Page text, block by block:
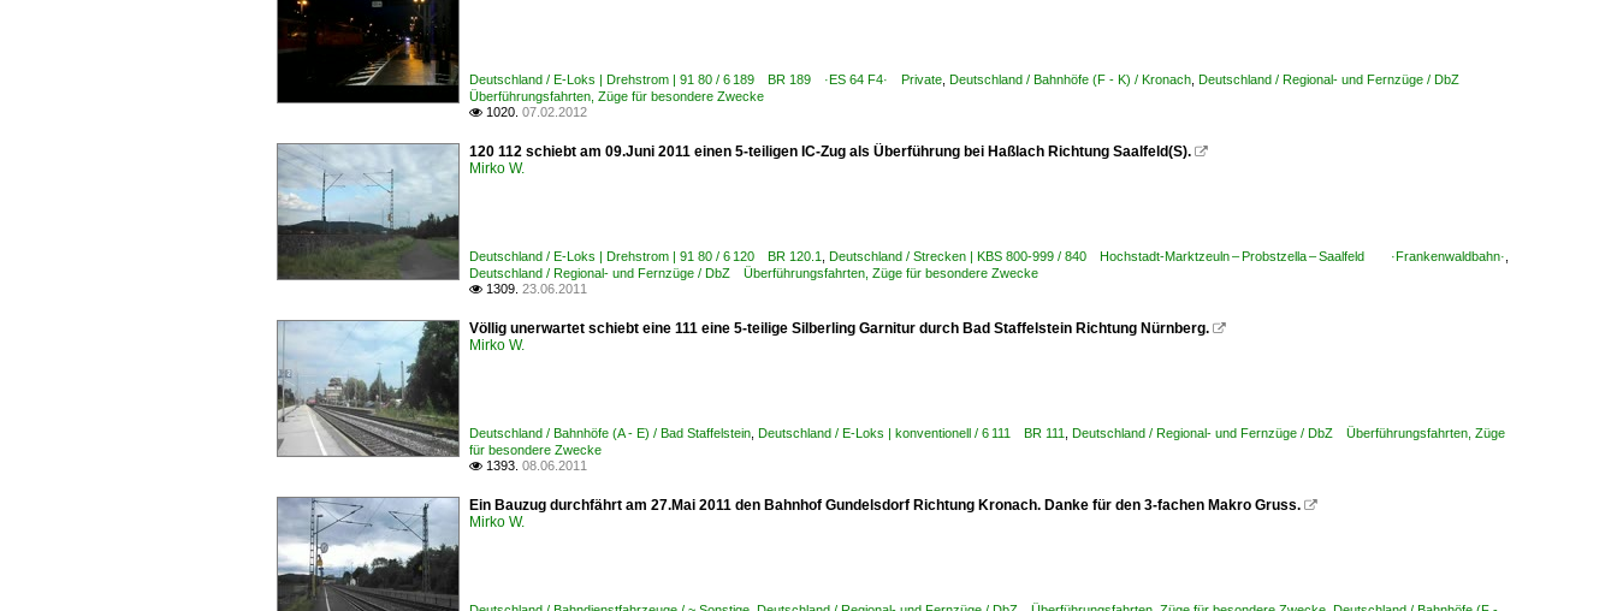
Deutschland / E-Loks | Drehstrom | 91 80 / 6 189 BR 189 ·ES 64 F4· Private Deutschland / Bahnhöfe (F - K) / Kronach Deutschland / Regional- und Fernzüge / DbZ
Überführungsfahrten, Züge für besondere Zwecke
 1020. 07.02.2012
120 112 schiebt am 09.Juni 2011 einen 5-teiligen IC-Zug als Überführung bei Haßlach Richtung Saalfeld(S). 
Mirko W.
Deutschland / E-Loks | Drehstrom | 91 80 / 6 120 BR 120.1 Deutschland / Strecken | KBS 800-999 / 840 Hochstadt-Marktzeuln – Probstzella – Saalfeld ·Frankenwaldbahn·
Deutschland / Regional- und Fernzüge / DbZ Überführungsfahrten, Züge für besondere Zwecke
 1309. 23.06.2011
Völlig unerwartet schiebt eine 111 eine 5-teilige Silberling Garnitur durch Bad Staffelstein Richtung Nürnberg. 
Mirko W.
Deutschland / Bahnhöfe (A - E) / Bad Staffelstein Deutschland / E-Loks | konventionell / 6 111 BR 111
Deutschland / Regional- und Fernzüge / DbZ Überführungsfahrten, Züge
für besondere Zwecke
 1393. 08.06.2011
Ein Bauzug durchfährt am 27.Mai 2011 den Bahnhof Gundelsdorf Richtung Kronach. Danke für den 3-fachen Makro Gruss. 
Mirko W.